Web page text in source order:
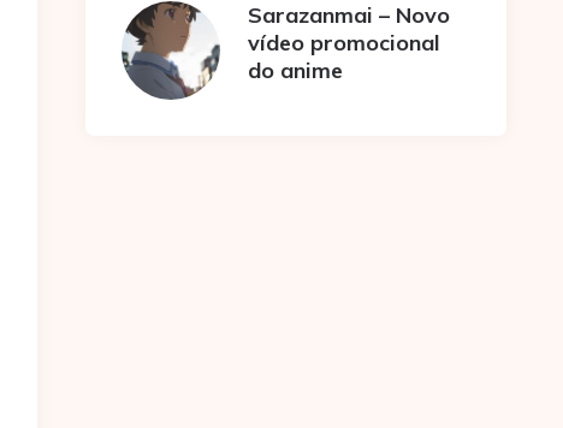
Sarazanmai – Novo
vídeo promocional
do anime